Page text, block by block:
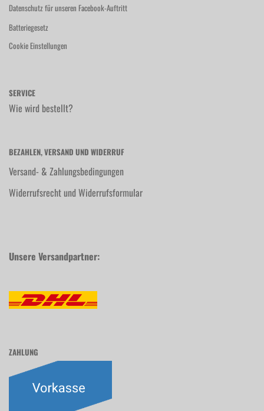
Datenschutz für unseren Facebook-Auftritt
Batteriegesetz
Cookie Einstellungen
SERVICE
Wie wird bestellt?
BEZAHLEN, VERSAND UND WIDERRUF
Versand- & Zahlungsbedingungen
Widerrufsrecht und Widerrufsformular
Unsere Versandpartner:
ZAHLUNG